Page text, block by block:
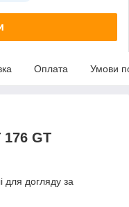
Оплата Умови
176 GT
для догляду за